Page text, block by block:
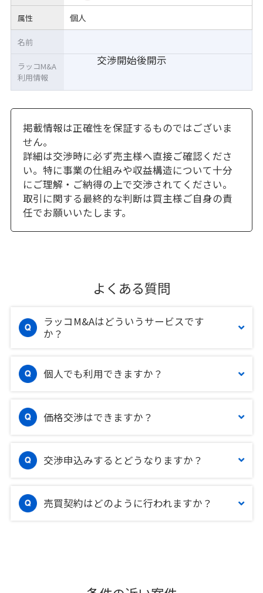
属性 個人
交渉開始後開示
名前
ラッコM&A
利用情報
掲載情報は正確性を保証するものではございま
せん。
詳細は交渉時に必ず売主様へ直接ご確認くださ
い。特に事業の仕組みや収益構造について十分
にご理解・ご納得の上で交渉されてください。
取引に関する最終的な判断は買主様ご自身の責
任でお願いいたします。
よくある質問
ラッコM&Aはどういうサービスです
か？
個人でも利用できますか？
価格交渉はできますか？
交渉申込みするとどうなりますか？
売買契約はどのように行われますか？